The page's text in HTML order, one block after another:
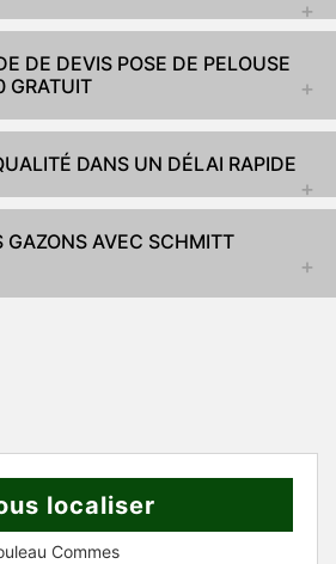
DE DEVIS POSE DE PELOUSE
GRATUIT
DANS UN DÉLAI RAPIDE
GAZONS AVEC SCHMITT
localiser
Commes